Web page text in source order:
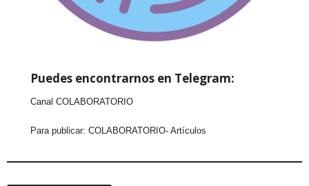
Puedes encontrarnos en Telegram:
Canal COLABORATORIO
Para publicar:COLABORATORIO- Artículos